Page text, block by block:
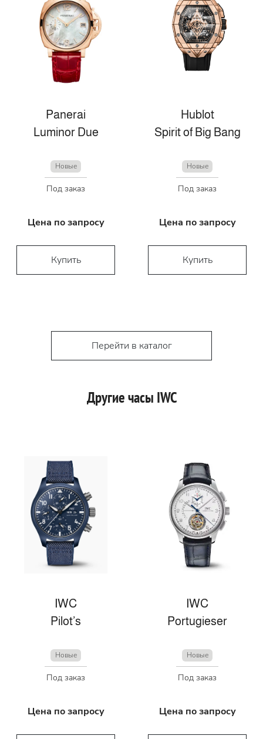
Panerai
Luminor Due
Новые
Под заказ
Цена по запросу
Купить
Hublot
Spirit of Big Bang
Новые
Под заказ
Цена по запросу
Купить
Перейти в каталог
Другие часы IWC
IWC
Pilot’s
Новые
Под заказ
Цена по запросу
IWC
Portugieser
Новые
Под заказ
Цена по запросу